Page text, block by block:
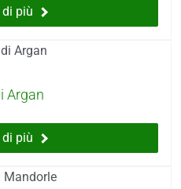
più
Argan
più